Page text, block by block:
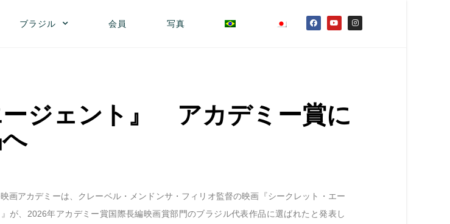
ブラジル 会員 写真
ージェント』 アカデミー賞に
画アカデミーは、クレーベル・メンドンサ・フィリオ監督の映画『シークレット・エー
が、2026年アカデミー賞国際長編映画賞部門のブラジル代表作品に選ばれたと発表し